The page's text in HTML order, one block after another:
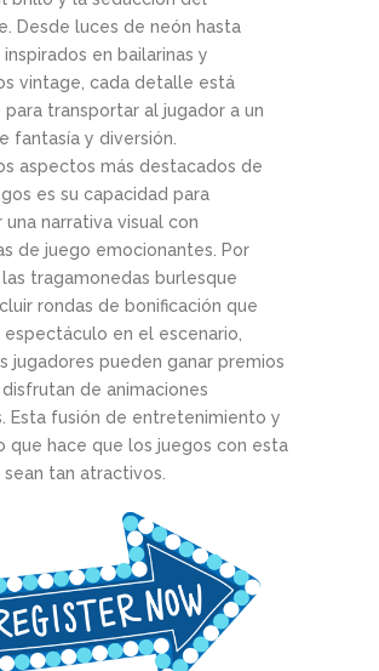
Desde luces de neón hasta
en bailarinas y
vintage, cada detalle está
para transportar al jugador a un
fantasía y diversión.
aspectos más destacados de
es su capacidad para
una narrativa visual con
de juego emocionantes. Por
tragamonedas burlesque
rondas de bonificación que
espectáculo en el escenario,
jugadores pueden ganar premios
de animaciones
Esta fusión de entretenimiento y
que hace que los juegos con esta
tan atractivos.